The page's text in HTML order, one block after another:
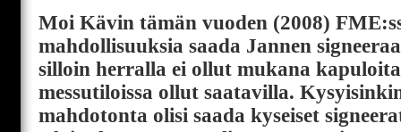
Moi Kävin tämän vuoden (2008)
mahdollisuuksia saada Jannen
silloin herralla ei ollut mukana
messutiloissa ollut saatavilla.
mahdotonta olisi saada kyseiset